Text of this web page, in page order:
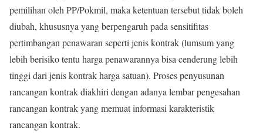
pemilihan oleh PP/Pokmil, maka ketentuan tersebut tidak boleh
diubah, khususnya yang berpengaruh pada sensitifitas
pertimbangan penawaran seperti jenis kontrak (lumsum yang
lebih berisiko tentu harga penawarannya bisa cenderung lebih
tinggi dari jenis kontrak harga satuan). Proses penyusunan
rancangan kontrak diakhiri dengan adanya lembar pengesahan
rancangan kontrak yang memuat informasi karakteristik
rancangan kontrak.